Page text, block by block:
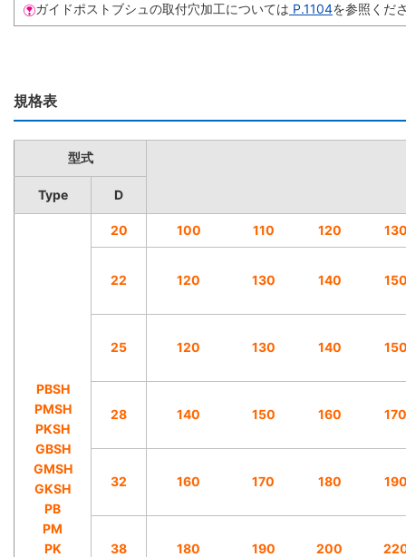
ガイドポストブシュの取付穴加工については P.1104を参照くだ
規格表
型式
Type D
PBSH
PMSH
PKSH
GBSH
GMSH
GKSH
PB
PM
PK
20 100 110 120
22 120 130 140
25 120 130 140
28 140 150 160 170
32 160 170 180
38 180 190 200